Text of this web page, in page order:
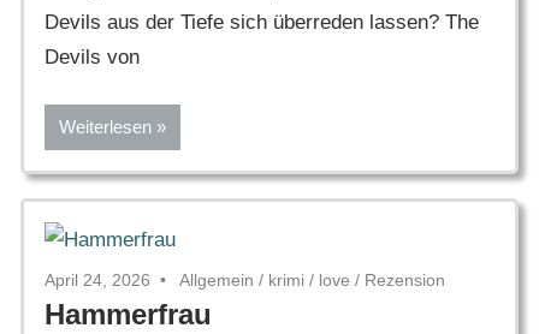
Devils aus der Tiefe sich überreden lassen? The
Devils von
Weiterlesen
April 24, 2026 Allgemein / krimi / love / Rezension
Hammerfrau